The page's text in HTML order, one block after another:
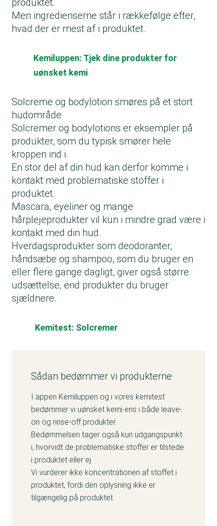
produktet.
Men ingredienserne står i rækkefølge efter,
hvad der er mest af i produktet.
Kemiluppen: Tjek dine produkter for
uønsket kemi
Solcreme og bodylotion smøres på et stort
hudområde
Solcremer og bodylotions er eksempler på
produkter, som du typisk smører hele
kroppen ind i.
En stor del af din hud kan derfor komme i
kontakt med problematiske stoffer i
produktet.
Mascara, eyeliner og mange
hårplejeprodukter vil kun i mindre grad være i
kontakt med din hud.
Hverdagsprodukter som deodoranter,
håndsæbe og shampoo, som du bruger en
eller flere gange dagligt, giver også større
udsættelse, end produkter du bruger
sjældnere.
Kemitest: Solcremer
Sådan bedømmer vi produkterne
I appen Kemiluppen og i vores kemitest
bedømmer vi uønsket kemi ens i både leave-
on og rinse-off produkter.
Bedømmelsen tager også kun udgangspunkt
i, hvorvidt de problematiske stoffer er tilstede
i produktet eller ej.
Vi vurderer ikke koncentrationen af stoffet i
produktet, fordi den oplysning ikke er
tilgængelig på produktet.